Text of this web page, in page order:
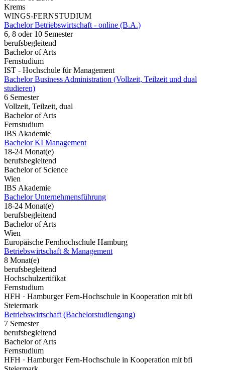
Krems
WINGS-FERNSTUDIUM
Bachelor Betriebswirtschaft - online (B.A.)
6, 8 oder 10 Semester
berufsbegleitend
Bachelor of Arts
Fernstudium
IST - Hochschule für Management
Bachelor Business Administration (Vollzeit, Teilzeit und dual
studieren)
6 Semester
Vollzeit, Teilzeit, dual
Bachelor of Arts
Fernstudium
IBS Akademie
Bachelor KI Management
18-24 Monat(e)
berufsbegleitend
Bachelor of Science
Wien
IBS Akademie
Bachelor Unternehmensführung
18-24 Monat(e)
berufsbegleitend
Bachelor of Arts
Wien
Europäische Fernhochschule Hamburg
Betriebswirtschaft & Management
8 Monat(e)
berufsbegleitend
Hochschulzertifikat
Fernstudium
HFH · Hamburger Fern-Hochschule in Kooperation mit bfi
Steiermark
Betriebswirtschaft (Bachelorstudiengang)
7 Semester
berufsbegleitend
Bachelor of Arts
Fernstudium
HFH · Hamburger Fern-Hochschule in Kooperation mit bfi